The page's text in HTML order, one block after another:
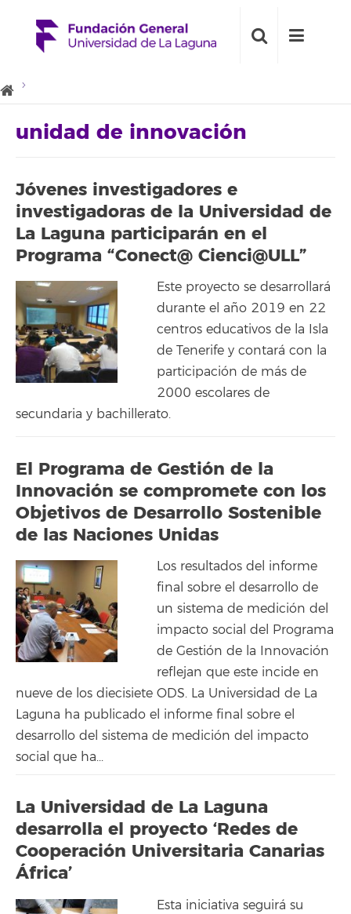
unidad de innovación
Jóvenes investigadores e
investigadoras de la Universidad de
La Laguna participarán en el
Programa “Conect@ Cienci@ULL”
Este proyecto se desarrollará
durante el año 2019 en 22
centros educativos de la Isla
de Tenerife y contará con la
participación de más de
2000 escolares de
secundaria y bachillerato.
El Programa de Gestión de la
Innovación se compromete con los
Objetivos de Desarrollo Sostenible
de las Naciones Unidas
Los resultados del informe
final sobre el desarrollo de
un sistema de medición del
impacto social del Programa
de Gestión de la Innovación
reflejan que este incide en
nueve de los diecisiete ODS. La Universidad de La
Laguna ha publicado el informe final sobre el
desarrollo del sistema de medición del impacto
social que ha...
La Universidad de La Laguna
desarrolla el proyecto ‘Redes de
Cooperación Universitaria Canarias
África’
Esta iniciativa seguirá su